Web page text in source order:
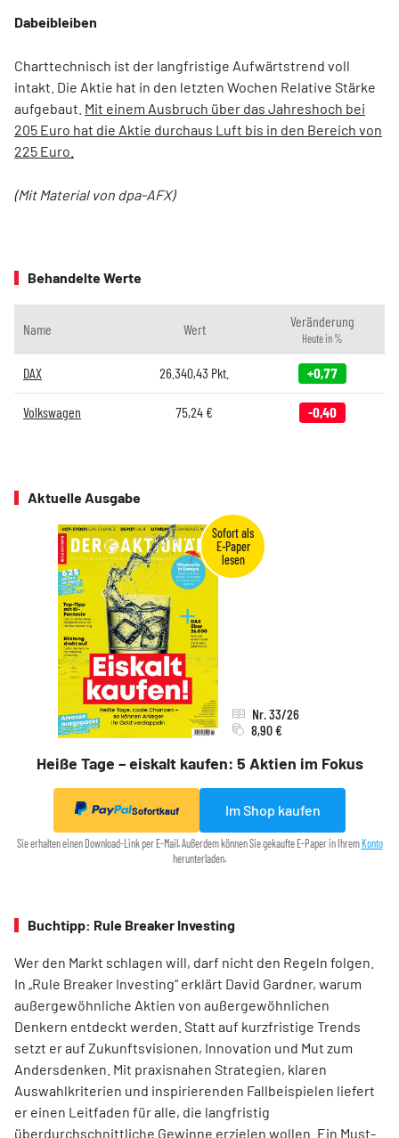
Dabeibleiben
Charttechnisch ist der langfristige Aufwärtstrend voll
intakt. Die Aktie hat in den letzten Wochen Relative Stärke
aufgebaut. Mit einem Ausbruch über das Jahreshoch bei
205 Euro hat die Aktie durchaus Luft bis in den Bereich von
225 Euro.
(Mit Material von dpa-AFX)
Behandelte Werte
Name Wert Veränderung
Heute in %
DAX 26.340,43 Pkt. +0,77
Volkswagen 75,24 € -0,40
Aktuelle Ausgabe
Heiße Tage – eiskalt kaufen: 5 Aktien im Fokus
Nr. 33/26
8,90 €
Sofortkauf Im Shop kaufen
Sie erhalten einen Download-Link per E-Mail. Außerdem können Sie gekaufte E-Paper in Ihrem Konto
herunterladen.
Buchtipp: Rule Breaker Investing
Wer den Markt schlagen will, darf nicht den Regeln folgen.
In „Rule Breaker Investing“ erklärt David Gardner, warum
außergewöhnliche Aktien von außer­gewöhnlichen
Denkern entdeckt werden. Statt auf kurzfristige Trends
setzt er auf Zukunftsvisionen, Innovation und Mut zum
Andersdenken. Mit praxisnahen Strategien, klaren
Auswahlkriterien und inspirierenden Fallbeispielen liefert
er einen Leit­faden für alle, die langfristig
überdurchschnittliche Gewinne erzielen wollen. Ein Must-